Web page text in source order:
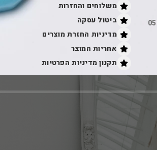
משלוחים והחזרות
ביטול עסקה
מדיניות החזרת מוצרים
אחריות המוצר
תקנון מדיניות הפרטיות